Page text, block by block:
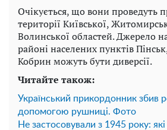
Очікується, що вони проведуть
території Київської,
Волинської областей. Джерело
районі населених пунктів
Кобрин можуть бути диверсії.
Читайте також:
Український прикордонник збив
допомогою рушниці. Фото
Не застосовували з 1945 року: